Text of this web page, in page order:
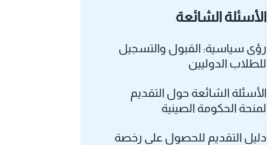
الأسئلة الشائعة
رؤى سياسية: القبول والتسجيل
للطلاب الدوليين
الأسئلة الشائعة حول التقديم
لمنحة الحكومة الصينية
دليل التقديم للحصول على رخصة